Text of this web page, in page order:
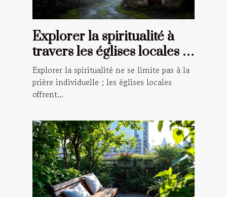
Explorer la spiritualité à
travers les églises locales :
un guide pour les croyants
Explorer la spiritualité ne se limite pas à la
prière individuelle ; les églises locales
offrent...